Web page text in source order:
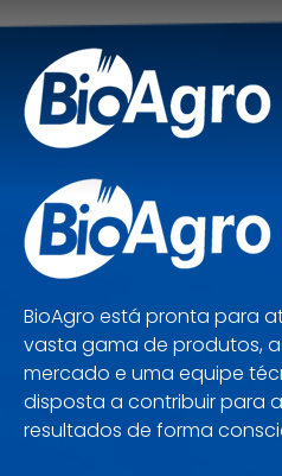
BioAgro está pronta para
vasta gama de produtos,
mercado e uma equipe
disposta a contribuir para
resultados de forma